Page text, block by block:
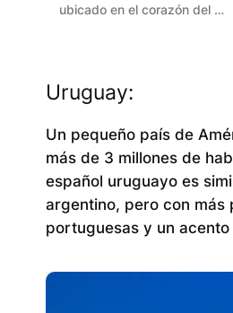
ubicado en el corazón del …
Uruguay:
Un pequeño país de
más de 3 millones de
español uruguayo es
argentino, pero con más
portuguesas y un